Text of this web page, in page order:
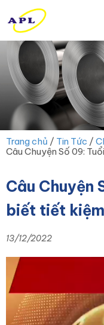
Trang chủ / Tin Tức /
Câu Chuyện Số 09:
Câu Chuyện
biết tiết
13/12/2022
Trình
chơi
Video